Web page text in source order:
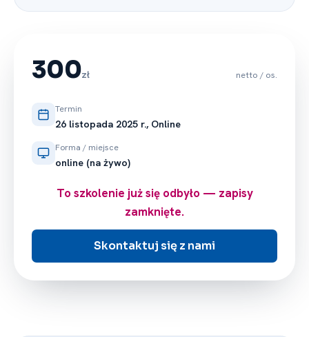
oraz międzynarodowej firmie
dochodowego od osób prawnych, w tym
Pricing oraz podatku u źródła, a także
300zł netto / os.
Termin
26 listopada 2025 r., Online
Forma / miejsce
online (na żywo)
To szkolenie już się odbyło — zapisy
zamknięte.
Skontaktuj się z nami